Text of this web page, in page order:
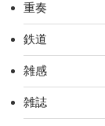
重奏
鉄道
雑感
雑誌